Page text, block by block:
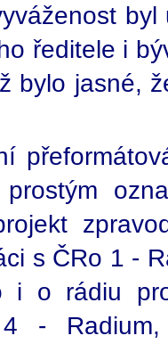
ředitele i
bylo jasné,
s ČRo 1 -
i o rádiu
4 -